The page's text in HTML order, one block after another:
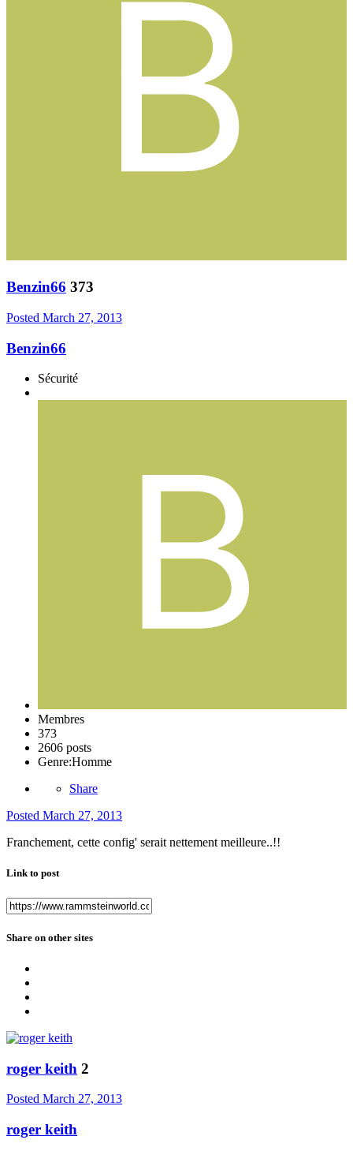
Benzin66 373
Posted March 27, 2013
Benzin66
Sécurité
Membres
373
2606 posts
Genre:Homme
Share
Posted March 27, 2013
Franchement, cette config' serait nettement meilleure..!!
Link to post
Share on other sites
roger keith 2
Posted March 27, 2013
roger keith